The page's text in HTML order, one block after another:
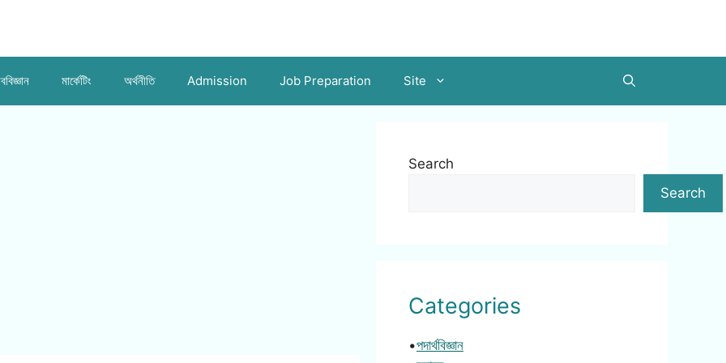
মার্কেটিং অর্থনীতি Admission Job Preparation Site
Search
Search
Categories
•পদার্থবিজ্ঞান